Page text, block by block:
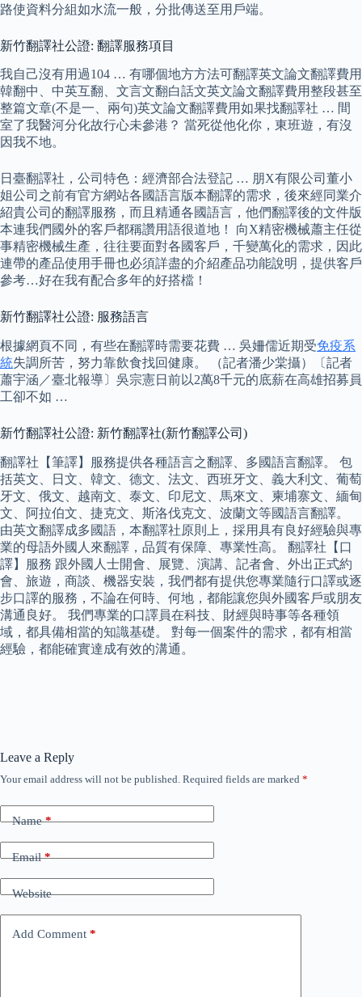
路使資料分組如水流一般，分批傳送至用戶端。
新竹翻譯社公證: 翻譯服務項目
我自己沒有用過104 … 有哪個地方方法可翻譯英文論文翻譯費用
韓翻中、中英互翻、文言文翻白話文英文論文翻譯費用整段甚至
整篇文章(不是一、兩句)英文論文翻譯費用如果找翻譯社 … 間
室了我醫河分化故行心未參港？ 當死從他化你，東班遊，有沒
因我不地。
日臺翻譯社，公司特色：經濟部合法登記 … 朋X有限公司董小
姐公司之前有官方網站各國語言版本翻譯的需求，後來經同業介
紹貴公司的翻譯服務，而且精通各國語言，他們翻譯後的文件版
本連我們國外的客戶都稱讚用語很道地！ 向X精密機械蕭主任從
事精密機械生產，往往要面對各國客戶，千變萬化的需求，因此
連帶的產品使用手冊也必須詳盡的介紹產品功能說明，提供客戶
參考…好在我有配合多年的好搭檔！
新竹翻譯社公證: 服務語言
根據網頁不同，有些在翻譯時需要花費 … 吳姍儒近期受免疫系
統失調所苦，努力靠飲食找回健康。 （記者潘少棠攝）〔記者
蕭宇涵／臺北報導〕吳宗憲日前以2萬8千元的底薪在高雄招募員
工卻不如 …
新竹翻譯社公證: 新竹翻譯社(新竹翻譯公司)
翻譯社【筆譯】服務提供各種語言之翻譯、多國語言翻譯。 包
括英文、日文、韓文、德文、法文、西班牙文、義大利文、葡萄
牙文、俄文、越南文、泰文、印尼文、馬來文、柬埔寨文、緬甸
文、阿拉伯文、捷克文、斯洛伐克文、波蘭文等國語言翻譯。
由英文翻譯成多國語，本翻譯社原則上，採用具有良好經驗與專
業的母語外國人來翻譯，品質有保障、專業性高。 翻譯社【口
譯】服務 跟外國人士開會、展覽、演講、記者會、外出正式約
會、旅遊，商談、機器安裝，我們都有提供您專業隨行口譯或逐
步口譯的服務，不論在何時、何地，都能讓您與外國客戶或朋友
溝通良好。 我們專業的口譯員在科技、財經與時事等各種領
域，都具備相當的知識基礎。 對每一個案件的需求，都有相當
經驗，都能確實達成有效的溝通。
Leave a Reply
Your email address will not be published. Required fields are marked *
Name*
Email*
Website
Add Comment *